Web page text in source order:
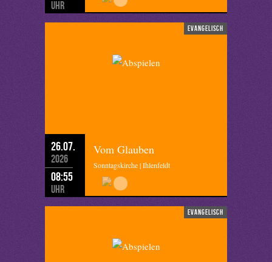
Uhr
evangelisch
26.07.
2026
08:55
Uhr
Vom Glauben
Sonntagskirche | Ihlenfeldt
evangelisch